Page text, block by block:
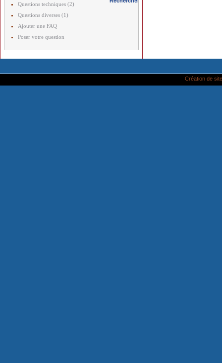
Questions techniques (2)
Questions diverses (1)
Ajouter une FAQ
Poser votre question
Création de